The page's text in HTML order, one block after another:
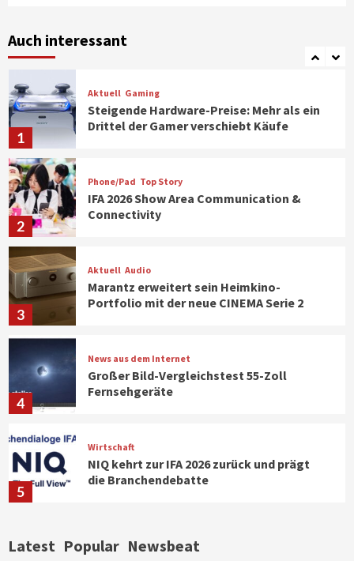
Auch interessant
7
Klimageräte und Ventilatoren
1
Aktuell Gaming
Steigende Hardware-Preise: Mehr als ein
Drittel der Gamer verschiebt Käufe
2
Phone/Pad Top Story
IFA 2026 Show Area Communication &
Connectivity
3
Aktuell Audio
Marantz erweitert sein Heimkino-
Portfolio mit der neue CINEMA Serie 2
4
News aus dem Internet
Großer Bild-Vergleichstest 55-Zoll
Fernsehgeräte
5
Wirtschaft
NIQ kehrt zur IFA 2026 zurück und prägt
die Branchendebatte
CHERRY baut Vertriebsteam in
Latest Popular Newsbeat